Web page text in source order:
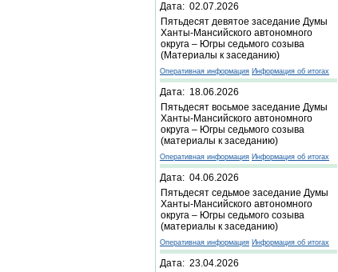
Дата: 02.07.2026
Пятьдесят девятое заседание Думы
Ханты-Мансийского автономного
округа – Югры седьмого созыва
(Материалы к заседанию)
Оперативная информация Информация об итогах
Дата: 18.06.2026
Пятьдесят восьмое заседание Думы
Ханты-Мансийского автономного
округа – Югры седьмого созыва
(материалы к заседанию)
Оперативная информация Информация об итогах
Дата: 04.06.2026
Пятьдесят седьмое заседание Думы
Ханты-Мансийского автономного
округа – Югры седьмого созыва
(материалы к заседанию)
Оперативная информация Информация об итогах
Дата: 23.04.2026